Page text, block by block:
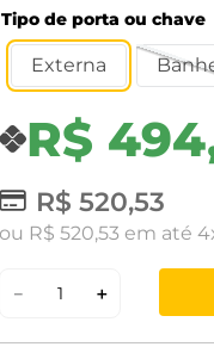
Tipo de porta ou chave
Externa
R$ 494
R$ 520,53
ou R$ 520,53 em até 4
＋
－